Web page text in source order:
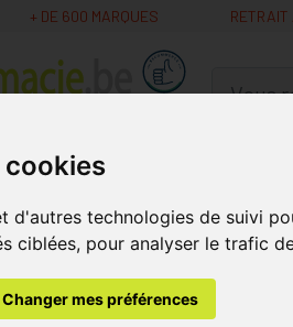
cookies
d'autres technologies de suivi
ciblées, pour analyser le trafic
Changer mes préférences
+ DE 600 MARQUES
Parapharmacie -